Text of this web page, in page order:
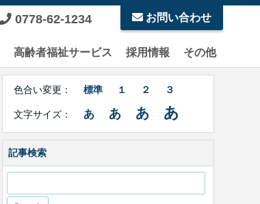
0778-62-1234 お問い合わせ
高齢者福祉サービス 採用情報 その他
Right
Side
色
合
変
色合い変更： 標準 １ ２ ３
文字サイズ： あ あ あ あ
記事検索